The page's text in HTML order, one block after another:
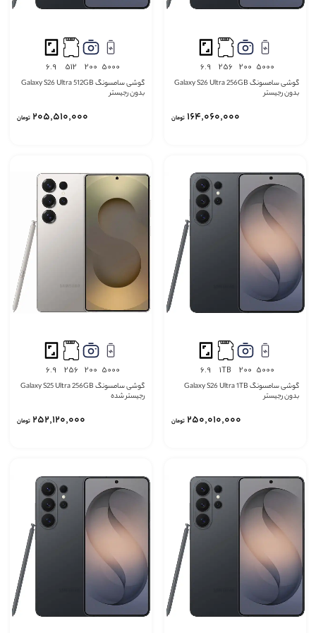
5000
200
256
6.9
گوشی سامسونگ Galaxy S26 Ultra 256GB
بدون رجیستر
164٬060٬000 تومان
5000
200
512
6.9
گوشی سامسونگ Galaxy S26 Ultra 512GB
بدون رجیستر
205٬510٬000 تومان
5000
200
1TB
6.9
گوشی سامسونگ Galaxy S26 Ultra 1TB
بدون رجیستر
250٬010٬000 تومان
5000
200
256
6.9
گوشی سامسونگ Galaxy S25 Ultra 256GB
رجیستر شده
252٬120٬000 تومان